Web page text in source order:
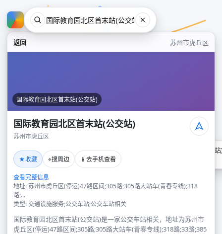
返回 苏州市虎丘区
国际教育园北区首末站(公交站)
国际教育园北区首末站(公交站)
苏州市虎丘区
★收藏 ⌖搜周边 📱 去手机查看
查看完整信息
地址: 苏州市虎丘区(停运)47路区间;305路;305路大站车(青春专线);318
路;...
类型: 交通设施服务;公交车站;公交车站相关
国际教育园北区首末站(公交站)是一家公交车站相关，地址为苏州市
虎丘区(停运)47路区间;305路;305路大站车(青春专线);318路;33路;385
国际教育园北区首末站(公交